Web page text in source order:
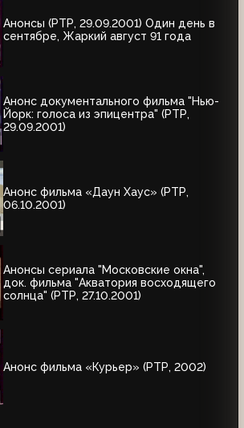
Анонсы (РТР, 29.09.2001) Один день в
сентябре, Жаркий август 91 года
Анонс документального фильма "Нью-
Йорк: голоса из эпицентра" (РТР,
29.09.2001)
Анонс фильма «Даун Хаус» (РТР,
06.10.2001)
Анонсы сериала "Московские окна",
док. фильма "Акватория восходящего
солнца" (РТР, 27.10.2001)
Анонс фильма «Курьер» (РТР, 2002)